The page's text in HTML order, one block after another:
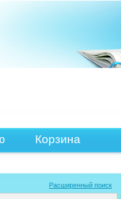
Корзина
Расширенный поиск